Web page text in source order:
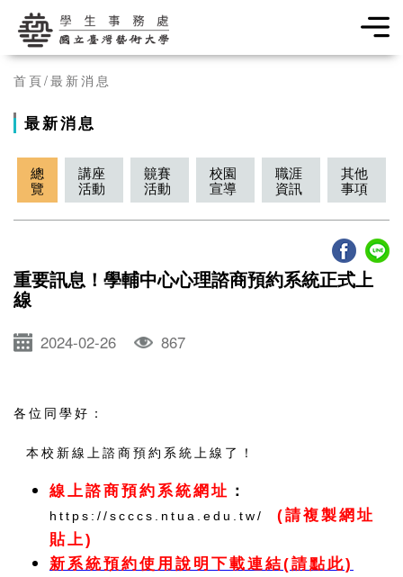
學生事務處
首頁 最新消息
最新消息
總
覽
講座
活動
竸賽
活動
校園
宣導
職涯
資訊
其他
事項
重要訊息！學輔中心心理諮商預約系統正式上
線
2024-02-26 867
各位同學好：
本校新線上諮商預約系統上線了！
線上諮商預約系統網址 ：
https://scccs.ntua.edu.tw/
(請複製網址
貼上)
新系統預約使用說明下載連結(請點此)